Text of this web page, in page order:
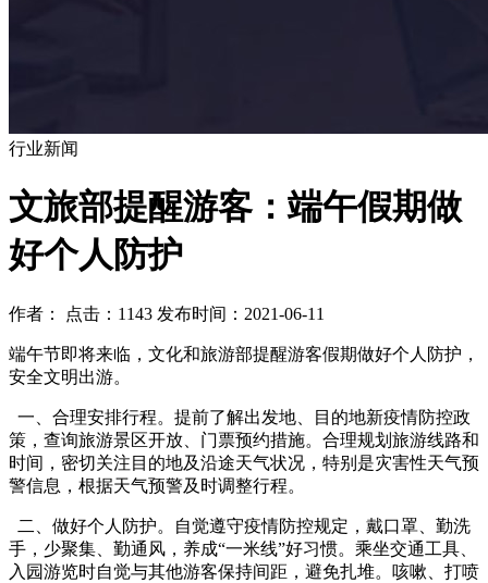
行业新闻
文旅部提醒游客：端午假期做
好个人防护
作者： 点击：1143 发布时间：2021-06-11
端午节即将来临，文化和旅游部提醒游客假期做好个人防护，
安全文明出游。
一、合理安排行程。提前了解出发地、目的地新疫情防控政
策，查询旅游景区开放、门票预约措施。合理规划旅游线路和
时间，密切关注目的地及沿途天气状况，特别是灾害性天气预
警信息，根据天气预警及时调整行程。
二、做好个人防护。自觉遵守疫情防控规定，戴口罩、勤洗
手，少聚集、勤通风，养成“一米线”好习惯。乘坐交通工具、
入园游览时自觉与其他游客保持间距，避免扎堆。咳嗽、打喷